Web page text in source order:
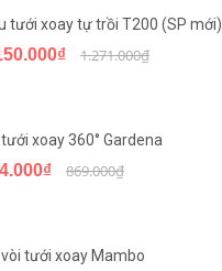
tưới xoay tự trồi T200 (SP mới)
1.271.000₫
tưới xoay 360° Gardena
869.000₫
vòi tưới xoay Mambo